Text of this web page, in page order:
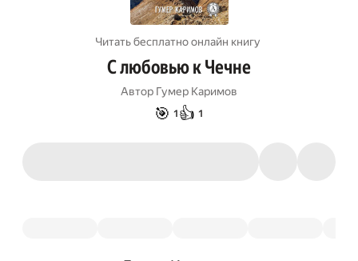
Читать бесплатно онлайн книгу
С любовью к Чечне
Автор Гумер Каримов
🎯 1 👍 1